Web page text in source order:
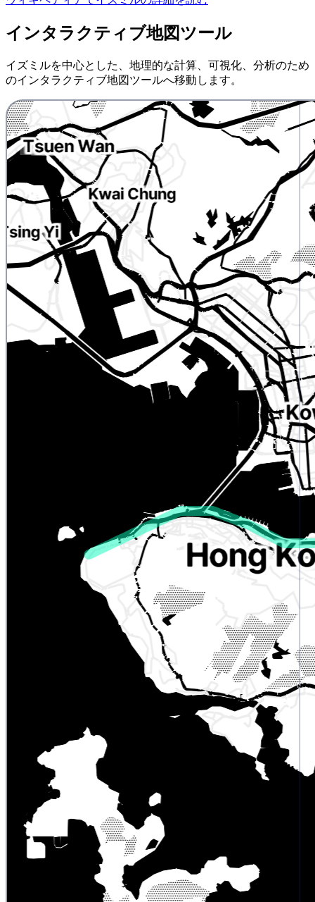
インタラクティブ地図ツール
イズミルを中心とした、地理的な計算、可視化、分析のため
のインタラクティブ地図ツールへ移動します。